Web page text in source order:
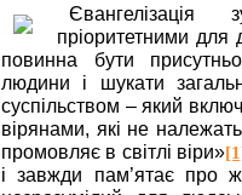
пріоритетними для
повинна бути
людини і шукати
суспільством – який
вірянами, які не
промовляє в світлі віри»
і завжди пам’ятає про